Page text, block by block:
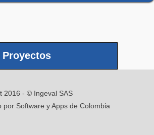
Proyectos
2016 - © Ingeval SAS
por Software y Apps de Colombia